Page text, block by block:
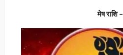
मेष राशि –